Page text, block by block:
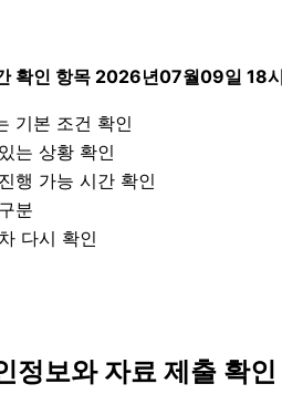
확인 항목 2026년07월09일 18
기본 조건 확인
는 상황 확인
행 가능 시간 확인
분
다시 확인
정보와 자료 제출 확